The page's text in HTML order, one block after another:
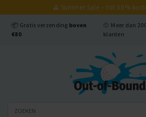
⛳ Summer Sale – tot 50%
📦 Gratis verzending boven
€80
Meer dan
klanten